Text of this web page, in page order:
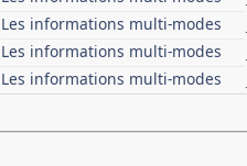
Les informations multi-modes
Les informations multi-modes
Les informations multi-modes